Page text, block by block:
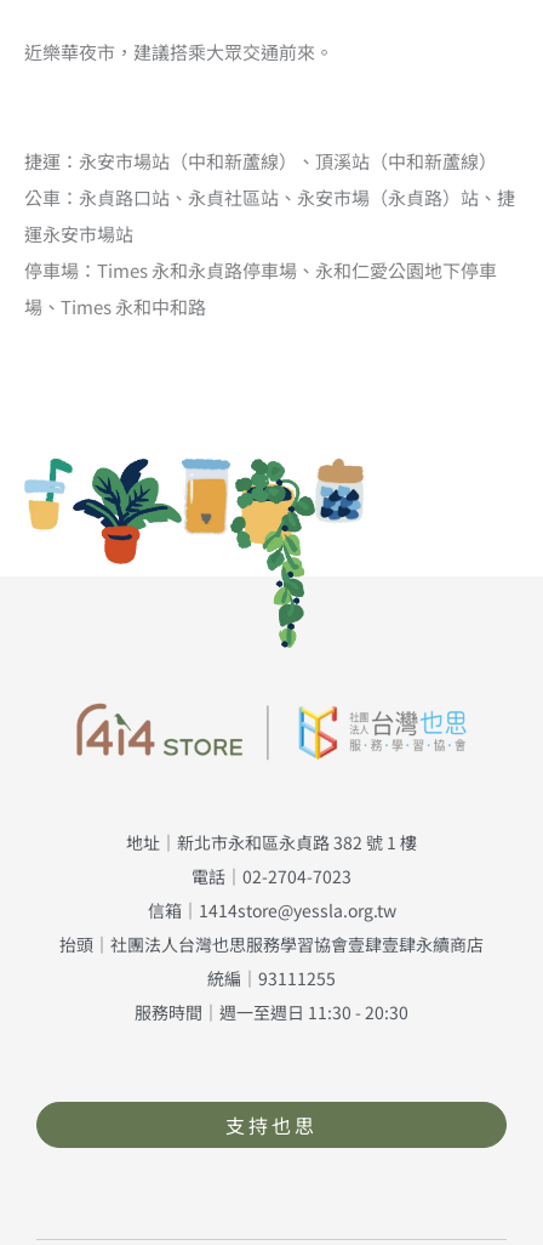
近樂華夜市，建議搭乘大眾交通前來。
捷運：永安市場站（中和新蘆線）、頂溪站（中和新蘆線）
公車：永貞路口站、永貞社區站、永安市場（永貞路）站、捷
運永安市場站
停車場：Times 永和永貞路停車場、永和仁愛公園地下停車
場、Times 永和中和路
地址｜新北市永和區永貞路 382 號 1 樓
電話｜02-2704-7023
信箱｜1414store@yessla.org.tw
抬頭｜社團法人台灣也思服務學習協會壹肆壹肆永續商店
統編｜93111255
服務時間｜週一至週日 11:30 - 20:30
支持也思